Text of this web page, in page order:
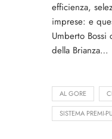
efficienza,
imprese: e
Umberto
della Brianza…
AL GORE
SISTEMA PREMI-